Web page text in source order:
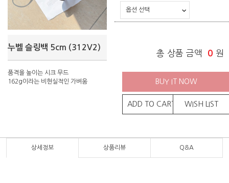
누벨 슬링백 5cm (312V2)
품격을 높이는 시크 무드
162g이라는 비현실적인 가벼움
총 상품 금액 0 원
BUY IT NOW
ADD TO CART WISH LIST
상세정보 상품리뷰 Q&A